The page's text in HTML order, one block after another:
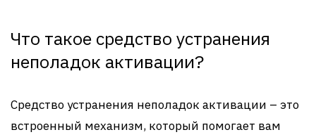
Что такое средство устранения
неполадок активации?
Средство устранения неполадок активации – это
встроенный механизм, который помогает вам